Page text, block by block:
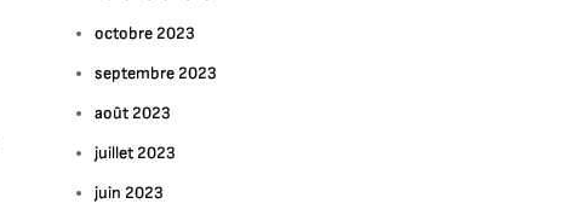
octobre 2023
septembre 2023
août 2023
juillet 2023
juin 2023